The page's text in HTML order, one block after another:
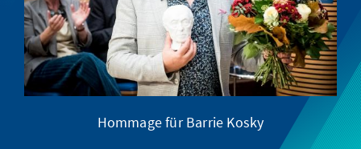
Hommage für Barrie Kosky